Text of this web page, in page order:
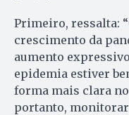
Primeiro, ressalta:
crescimento da
aumento
epidemia estiver
forma mais clara
portanto, monitorar